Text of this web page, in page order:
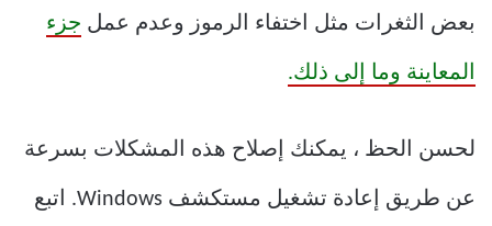
بعض الثغرات مثل اختفاء الرموز وعدم عمل جزء
المعاينة وما إلى ذلك.
لحسن الحظ ، يمكنك إصلاح هذه المشكلات بسرعة
عن طريق إعادة تشغيل مستكشف Windows. اتبع